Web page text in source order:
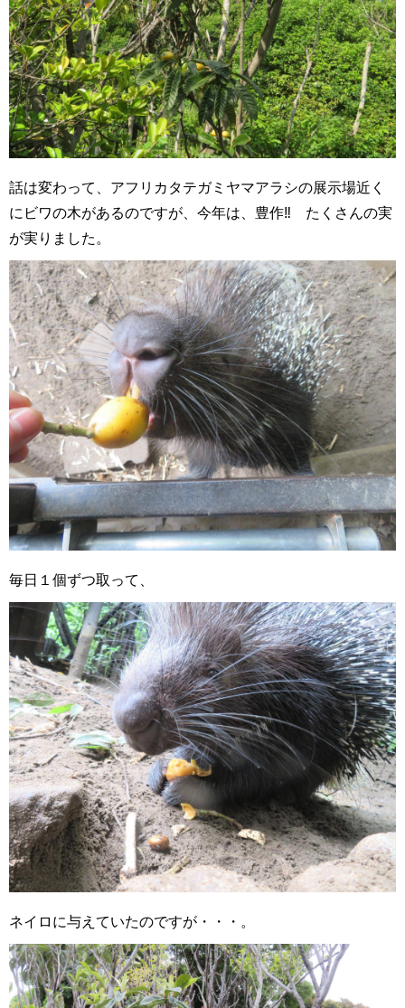
話は変わって、アフリカタテガミヤマアラシの展示場近く
にビワの木があるのですが、今年は、豊作‼ たくさんの実
が実りました。
毎日１個ずつ取って、
ネイロに与えていたのですが・・・。